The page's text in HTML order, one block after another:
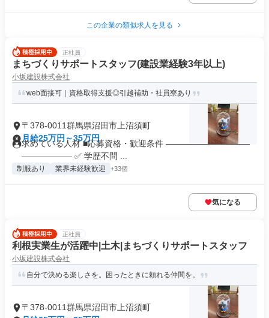
この企業の類似求人を見る
正社員
まちづくりサポートスタッフ(建設業経験3年以上)
小坂建設株式会社
web面接可｜資格取得支援◎引越補助・社員寮あり
〒378-0011群馬県沼田市上沼須町
月給25万円～35万円
求めている人材 ■応募資格・歓迎条件 ――――――――――
―――――― ✅ 学歴不問 ...
制服あり 業界未経験歓迎 +33個
気になる
正社員
利根実業生が活躍中|土木|まちづくりサポートスタッフ
小坂建設株式会社
自分で決める楽しさを。困ったときに頼れる仲間を。
〒378-0011群馬県沼田市上沼須町